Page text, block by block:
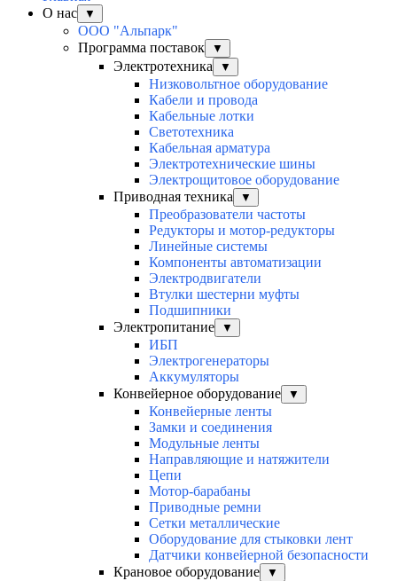
О нас
▼
ООО "Альпарк"
Программа поставок
▼
Электротехника ▼
Низковольтное оборудование
Кабели и провода
Кабельные лотки
Светотехника
Кабельная арматура
Электротехнические шины
Электрощитовое оборудование
Приводная техника
▼
Преобразователи частоты
Редукторы и мотор-редукторы
Линейные системы
Компоненты автоматизации
Электродвигатели
Втулки шестерни муфты
Подшипники
Электропитание
▼
ИБП
Электрогенераторы
Аккумуляторы
Конвейерное оборудование
▼
Конвейерные ленты
Замки и соединения
Модульные ленты
Направляющие и натяжители
Цепи
Мотор-барабаны
Приводные ремни
Сетки металлические
Оборудование для стыковки лент
Датчики конвейерной безопасности
Крановое оборудование
▼